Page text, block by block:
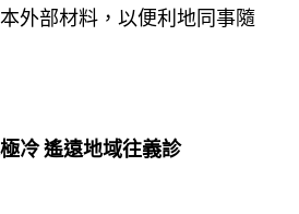
外部材料，以便利地同事隨
遙遠地域往義診